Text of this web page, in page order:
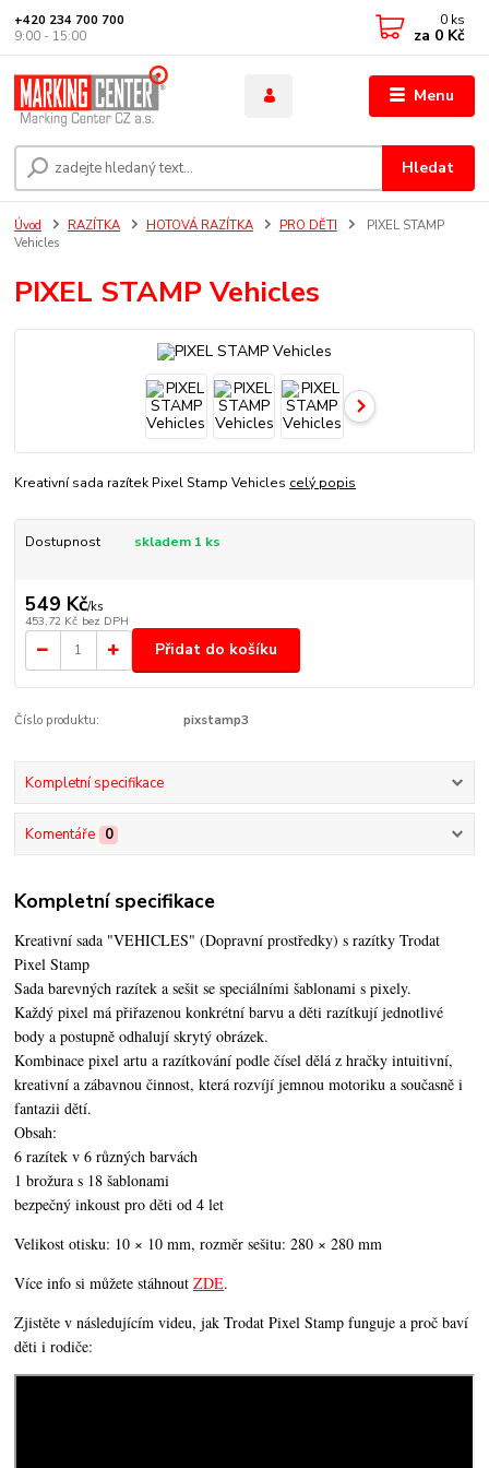
Menu
Hledat
+420 234 700 700
9:00 - 15:00
0 ks
za 0 Kč
Úvod RAZÍTKA HOTOVÁ RAZÍTKA PRO DĚTI
PIXEL STAMP
Vehicles
PIXEL STAMP Vehicles
Kreativní sada razítek Pixel Stamp Vehicles celý popis
Dostupnost skladem 1 ks
549 Kč/ks
453,72 Kč bez DPH
Přidat do košíku
Číslo produktu: pixstamp3
Kompletní specifikace
Komentáře 0
Kompletní specifikace
Kreativní sada "VEHICLES" (Dopravní prostředky) s razítky Trodat
Pixel Stamp
Sada barevných razítek a sešit se speciálními šablonami s pixely.
Každý pixel má přiřazenou konkrétní barvu a děti razítkují jednotlivé
body a postupně odhalují skrytý obrázek.
Kombinace pixel artu a razítkování podle čísel dělá z hračky intuitivní,
kreativní a zábavnou činnost, která rozvíjí jemnou motoriku a současně i
fantazii dětí.
Obsah:
6 razítek v 6 různých barvách
1 brožura s 18 šablonami
bezpečný inkoust pro děti od 4 let
Velikost otisku: 10 × 10 mm, rozměr sešitu: 280 × 280 mm
Více info si můžete stáhnoutZDE.
Zjistěte v následujícím videu, jak Trodat Pixel Stamp funguje a proč baví
děti i rodiče: